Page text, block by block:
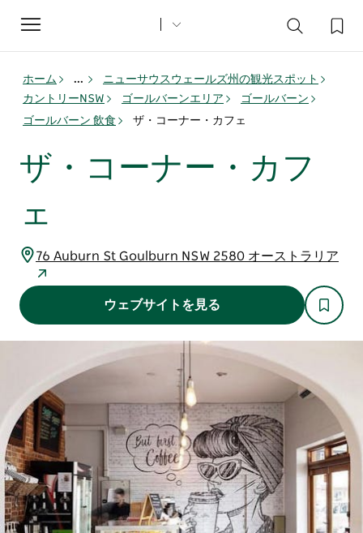
Toggle
navigation
ホーム ...
ニューサウスウェールズ州の観光スポット
カントリーNSW
ゴールバーンエリア
ゴールバーン
ゴールバーン 飲食
ザ・コーナー・カフェ
ザ・コーナー・カフ
ェ
76 Auburn St Goulburn NSW 2580 オーストラリア
ウェブサイトを見る